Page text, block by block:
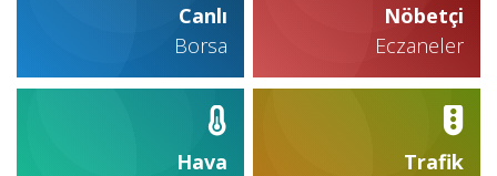
Canlı
Borsa
Nöbetçi
Eczaneler
Hava
Trafik